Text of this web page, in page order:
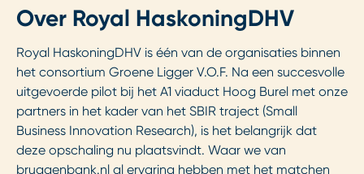
Over Royal HaskoningDHV
Royal HaskoningDHV is één van de organisaties binnen
het consortium Groene Ligger V.O.F. Na een succesvolle
uitgevoerde pilot bij het A1 viaduct Hoog Burel met onze
partners in het kader van het SBIR traject (Small
Business Innovation Research), is het belangrijk dat
deze opschaling nu plaatsvindt. Waar we van
bruggenbank.nl al ervaring hebben met het matchen